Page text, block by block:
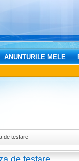
ANUNTURILE MELE
de testare
de testare